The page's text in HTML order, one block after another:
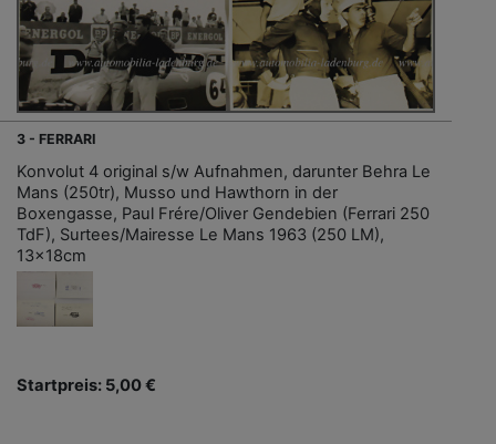
3 - FERRARI
Konvolut 4 original s/w Aufnahmen, darunter Behra Le
Mans (250tr), Musso und Hawthorn in der
Boxengasse, Paul Frére/Oliver Gendebien (Ferrari 250
TdF), Surtees/Mairesse Le Mans 1963 (250 LM),
13x18cm
Startpreis: 5,00 €